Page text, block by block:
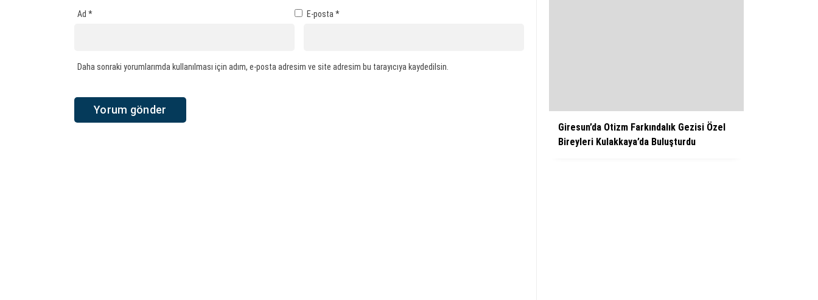
Ad * E-posta *
Daha sonraki yorumlarımda kullanılması için adım, e-posta adresim ve site adresim bu tarayıcıya kaydedilsin.
Giresun’da Otizm Farkındalık Gezisi Özel
Bireyleri Kulakkaya’da Buluşturdu